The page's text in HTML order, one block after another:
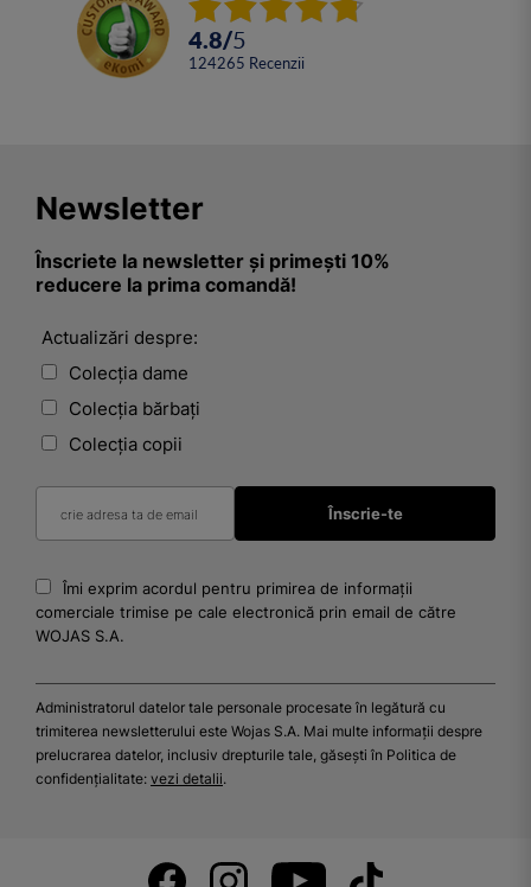
4.8/5
124265 Recenzii
Newsletter
Înscriete la newsletter și primești 10%
reducere la prima comandă!
Actualizări despre:
Colecția dame
Colecția bărbați
Colecția copii
Îmi exprim acordul pentru primirea de informații
comerciale trimise pe cale electronică prin email de către
WOJAS S.A.
Administratorul datelor tale personale procesate în legătură cu
trimiterea newsletterului este Wojas S.A. Mai multe informații despre
prelucrarea datelor, inclusiv drepturile tale, găsești în Politica de
confidențialitate: vezi detalii.